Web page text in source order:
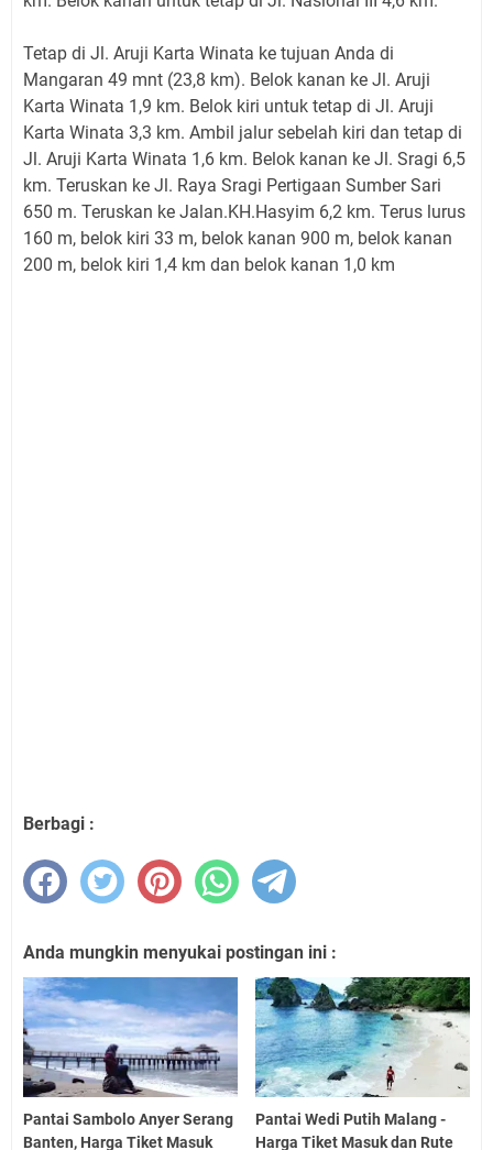
Tetap di Jl. Aruji Karta Winata ke tujuan Anda di
Mangaran 49 mnt (23,8 km). Belok kanan ke Jl. Aruji
Karta Winata 1,9 km. Belok kiri untuk tetap di Jl. Aruji
Karta Winata 3,3 km. Ambil jalur sebelah kiri dan tetap di
Jl. Aruji Karta Winata 1,6 km. Belok kanan ke Jl. Sragi 6,5
km. Teruskan ke Jl. Raya Sragi Pertigaan Sumber Sari
650 m. Teruskan ke Jalan.KH.Hasyim 6,2 km. Terus lurus
160 m, belok kiri 33 m, belok kanan 900 m, belok kanan
200 m, belok kiri 1,4 km dan belok kanan 1,0 km
Berbagi :
Anda mungkin menyukai postingan ini :
Pantai Sambolo Anyer Serang
Banten, Harga Tiket Masuk
Pantai Wedi Putih Malang -
Harga Tiket Masuk dan Rute